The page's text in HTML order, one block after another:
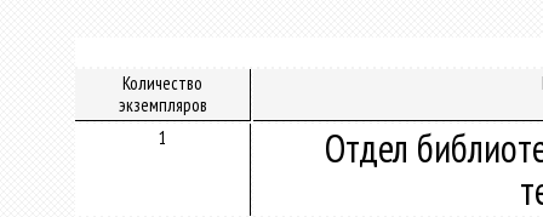
Количество
экземпляров
1
Отдел